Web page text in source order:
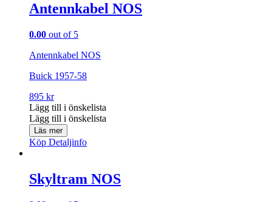
Antennkabel NOS
0.00 out of 5
Antennkabel NOS
Buick 1957-58
895 kr
Lägg till i önskelista
Lägg till i önskelista
Läs mer
Köp Detaljinfo
Skyltram NOS